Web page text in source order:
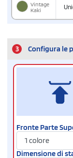
Vintage
Kaki
3 Configura le
Fronte Parte
Dimensione di